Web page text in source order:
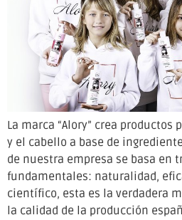
La marca “Alory” crea productos
y el cabello a base de
de nuestra empresa se basa en
fundamentales: naturalidad,
científico, esta es la verdadera
la calidad de la producción